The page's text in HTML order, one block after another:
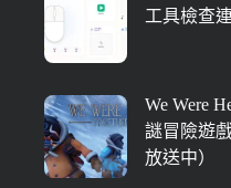
工具檢查
We Were
謎冒險遊
放送中）